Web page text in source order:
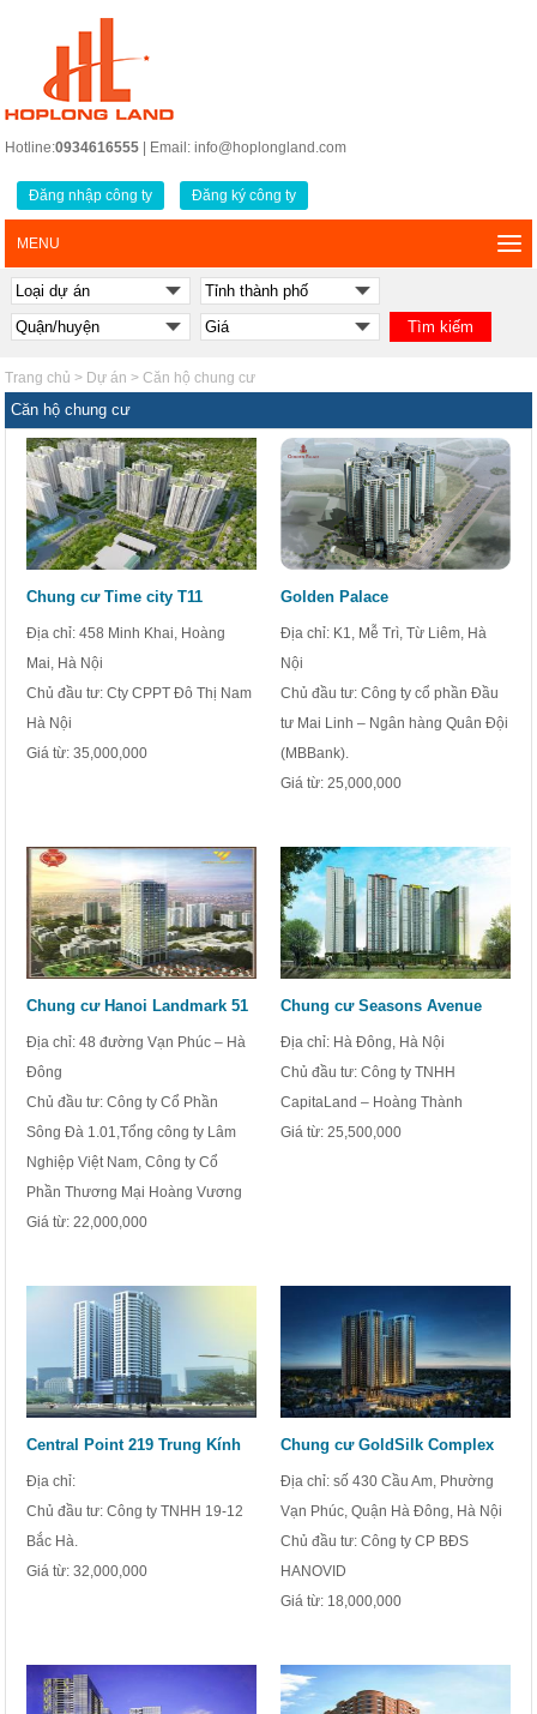
Hotline:0934616555 | Email: info@hoplongland.com
Đăng nhập công ty Đăng ký công ty
MENU
Trang chủ > Dự án >Căn hộ chung cư
Căn hộ chung cư
Chung cư Time city T11
Địa chỉ: 458 Minh Khai, Hoàng
Mai, Hà Nội
Chủ đầu tư: Cty CPPT Đô Thị Nam
Hà Nội
Giá từ:35,000,000
Golden Palace
Địa chỉ: K1, Mễ Trì, Từ Liêm, Hà
Nội
Chủ đầu tư: Công ty cổ phần Đầu
tư Mai Linh – Ngân hàng Quân Đội
(MBBank).
Giá từ: 25,000,000
Chung cư Hanoi Landmark 51
Địa chỉ: 48 đường Vạn Phúc – Hà
Đông
Chủ đầu tư: Công ty Cổ Phần
Sông Đà 1.01,Tổng công ty Lâm
Nghiệp Việt Nam, Công ty Cổ
Phần Thương Mại Hoàng Vương
Giá từ:22,000,000
Chung cư Seasons Avenue
Địa chỉ: Hà Đông, Hà Nội
Chủ đầu tư: Công ty TNHH
CapitaLand – Hoàng Thành
Giá từ: 25,500,000
Central Point 219 Trung Kính
Địa chỉ:
Chủ đầu tư: Công ty TNHH 19-12
Bắc Hà.
Giá từ:32,000,000
Chung cư GoldSilk Complex
Địa chỉ: số 430 Cầu Am, Phường
Vạn Phúc, Quận Hà Đông, Hà Nội
Chủ đầu tư: Công ty CP BĐS
HANOVID
Giá từ: 18,000,000